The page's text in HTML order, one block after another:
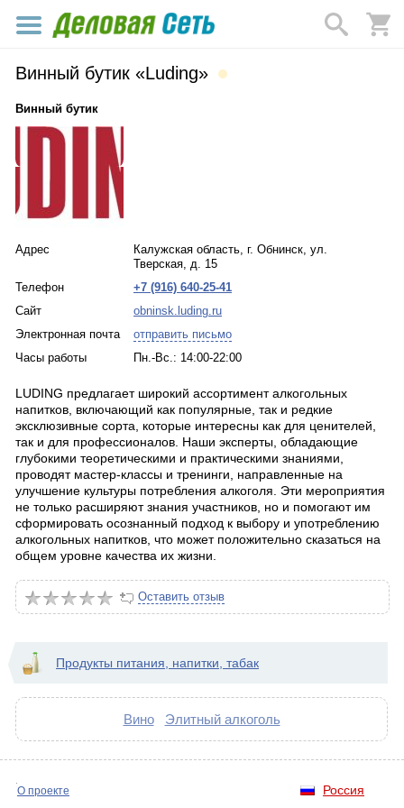
Винный бутик «Luding»
Винный бутик
Адрес
Калужская область, г. Обнинск, ул.
Тверская, д. 15
Телефон
+7 (916) 640-25-41
Сайт
obninsk.luding.ru
Электронная почта
отправить письмо
Часы работы
Пн.-Вс.: 14:00-22:00
LUDING предлагает широкий ассортимент алкогольных
напитков, включающий как популярные, так и редкие
эксклюзивные сорта, которые интересны как для ценителей,
так и для профессионалов. Наши эксперты, обладающие
глубокими теоретическими и практическими знаниями,
проводят мастер-классы и тренинги, направленные на
улучшение культуры потребления алкоголя. Эти мероприятия
не только расширяют знания участников, но и помогают им
сформировать осознанный подход к выбору и употреблению
алкогольных напитков, что может положительно сказаться на
общем уровне качества их жизни.
Оставить отзыв
Продукты питания, напитки, табак
Вино Элитный алкоголь
Россия
О проекте